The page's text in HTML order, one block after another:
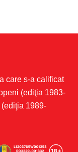
care s-a calificat
(ediţia 1983-
1989-